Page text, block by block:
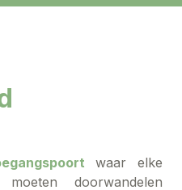
waar elke
doorwandelen